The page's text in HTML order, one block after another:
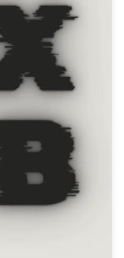
ングの走る馬が象徴